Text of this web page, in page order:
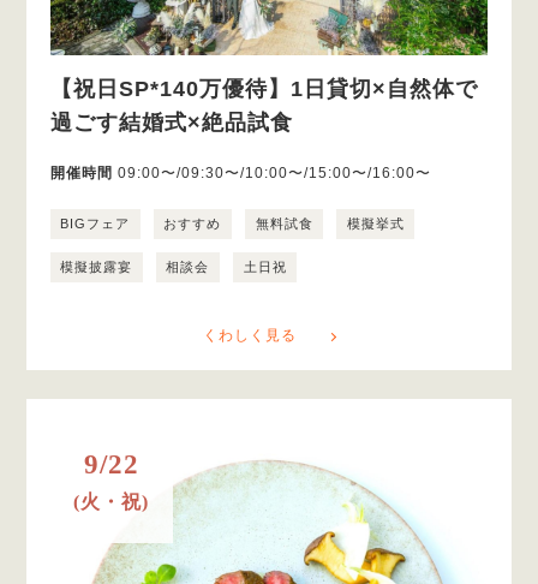
【祝日SP*140万優待】1日貸切×自然体で
過ごす結婚式×絶品試食
開催時間 09:00〜/09:30〜/10:00〜/15:00〜/16:00〜
BIGフェア おすすめ 無料試食 模擬挙式
模擬披露宴 相談会 土日祝
くわしく見る
9/22
(火・祝)